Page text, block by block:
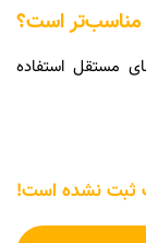
مستقل استفاده
ثبت نشده است!